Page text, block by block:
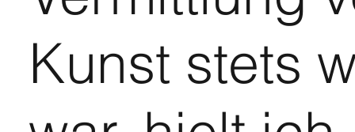
Kunst stets